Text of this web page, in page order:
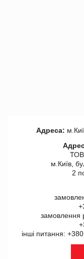
Адреса:
ТОВ
м.Київ,
2
замовлення
інші питання: